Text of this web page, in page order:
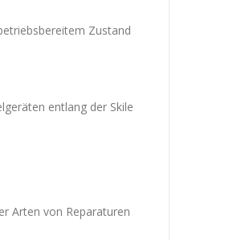
Zustand
entlang der Skile
Arten von Reparaturen